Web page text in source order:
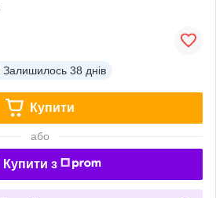
Залишилось 38 днів
Купити
або
Купити з